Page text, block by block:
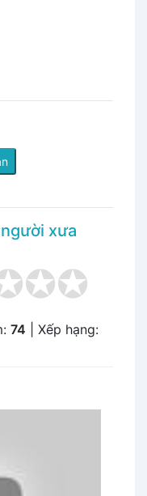
xưa
74 | Xếp hạng: